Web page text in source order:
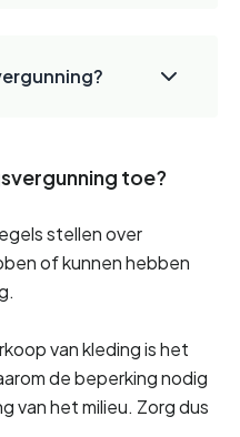
toe?
stellen over
of kunnen hebben
van kleding is het
de beperking nodig
van het milieu. Zorg dus